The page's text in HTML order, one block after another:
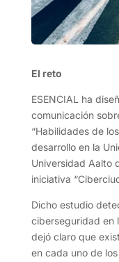
El reto
ESENCIAL ha
comunicación
“Habilidades de
desarrollo en la
Universidad Aalto
iniciativa
Dicho estudio
ciberseguridad en
dejó claro que
en cada uno de